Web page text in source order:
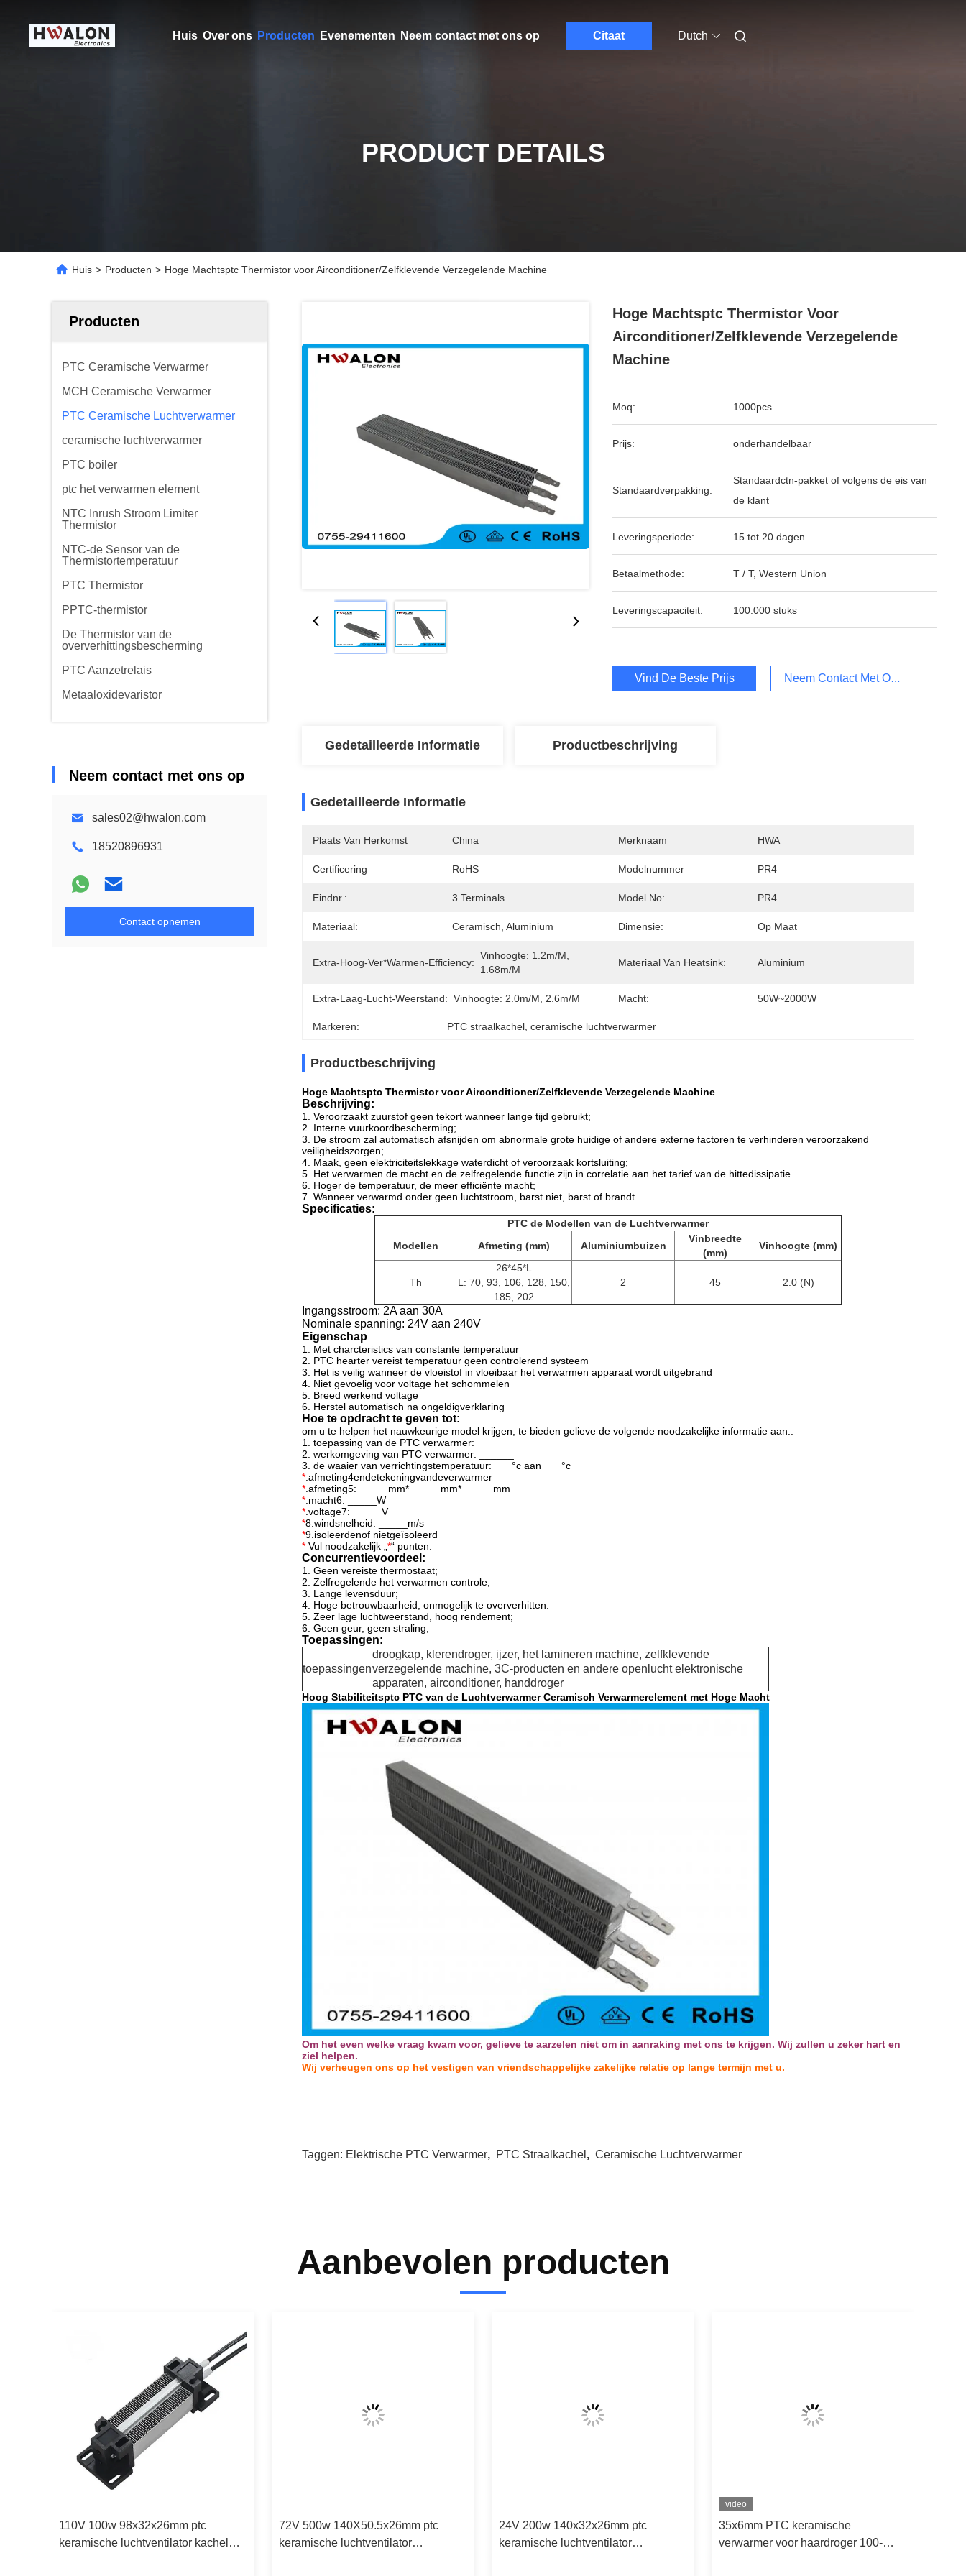
Huis Over ons Producten Evenementen Neem contact met ons op Citaat Dutch
PRODUCT DETAILS
Huis > Producten > Hoge Machtsptc Thermistor voor Airconditioner/Zelfklevende Verzegelende Machine
Producten
PTC Ceramische Verwarmer
MCH Ceramische Verwarmer
PTC Ceramische Luchtverwarmer
ceramische luchtverwarmer
PTC boiler
ptc het verwarmen element
NTC Inrush Stroom Limiter
Thermistor
NTC-de Sensor van de
Thermistortemperatuur
PTC Thermistor
PPTC-thermistor
De Thermistor van de
oververhittingsbescherming
PTC Aanzetrelais
Metaaloxidevaristor
Neem contact met ons op
sales02@hwalon.com
18520896931
Contact opnemen
Hoge Machtsptc Thermistor Voor
Airconditioner/Zelfklevende Verzegelende
Machine
Moq: 1000pcs
Prijs: onderhandelbaar
Standaardverpakking:
Standaardctn-pakket of volgens de eis van
de klant
Leveringsperiode: 15 tot 20 dagen
Betaalmethode: T / T, Western Union
Leveringscapaciteit: 100.000 stuks
Vind De Beste Prijs Neem Contact Met Ons Op
Gedetailleerde Informatie Productbeschrijving
Gedetailleerde Informatie
Plaats Van Herkomst China Merknaam HWA
Certificering RoHS Modelnummer PR4
Eindnr.: 3 Terminals Model No: PR4
Materiaal: Ceramisch, Aluminium Dimensie: Op Maat
Extra-Hoog-Ver*warmen-Efficiency:
Vinhoogte: 1.2m/m,
1.68m/m
Materiaal Van Heatsink: Aluminium
Extra-Laag-Lucht-Weerstand: Vinhoogte: 2.0m/m, 2.6m/m Macht: 50W~2000W
Markeren: PTC straalkachel , ceramische luchtverwarmer
Productbeschrijving
Hoge Machtsptc Thermistor voor Airconditioner/Zelfklevende Verzegelende Machine
Beschrijving:
1. Veroorzaakt zuurstof geen tekort wanneer lange tijd gebruikt;
2. Interne vuurkoordbescherming;
3. De stroom zal automatisch afsnijden om abnormale grote huidige of andere externe factoren te verhinderen veroorzakend
veiligheidszorgen;
4. Maak, geen elektriciteitslekkage waterdicht of veroorzaak kortsluiting;
5. Het verwarmen de macht en de zelfregelende functie zijn in correlatie aan het tarief van de hittedissipatie.
6. Hoger de temperatuur, de meer efficiënte macht;
7. Wanneer verwarmd onder geen luchtstroom, barst niet, barst of brandt
Specificaties:
PTC de Modellen van de Luchtverwarmer
Modellen
Afmeting (mm) Aluminiumbuizen
Vinbreedte
(mm)
Vinhoogte (mm)
Th
26*45*L
L: 70, 93, 106, 128, 150,
185, 202
2 45 2.0 (N)
Ingangsstroom: 2A aan 30A
Nominale spanning: 24V aan 240V
Eigenschap
1. Met charcteristics van constante temperatuur
2. PTC hearter vereist temperatuur geen controlerend systeem
3. Het is veilig wanneer de vloeistof in vloeibaar het verwarmen apparaat wordt uitgebrand
4. Niet gevoelig voor voltage het schommelen
5. Breed werkend voltage
6. Herstel automatisch na ongeldigverklaring
Hoe te opdracht te geven tot:
om u te helpen het nauwkeurige model krijgen, te bieden gelieve de volgende noodzakelijke informatie aan.:
1. toepassing van de PTC verwarmer: _______
2. werkomgeving van PTC verwarmer: ______
3. de waaier van verrichtingstemperatuur: ___°c aan ___°c
* .afmeting4endetekeningvandeverwarmer
* .afmeting5: _____mm* _____mm*
_____mm
* .macht6: _____W
* .voltage7: _____V
*8.windsnelheid: _____m/s
*9.isoleerdenof nietgeïsoleerd
* Vul noodzakelijk „ *“ punten.
Concurrentievoordeel:
1. Geen vereiste thermostaat;
2. Zelfregelende het verwarmen controle;
3. Lange levensduur;
4. Hoge betrouwbaarheid, onmogelijk te oververhitten.
5. Zeer lage luchtweerstand, hoog rendement;
6. Geen geur, geen straling;
Toepassingen:
toepassingen
droogkap, klerendroger, ijzer, het lamineren machine, zelfklevende
verzegelende machine, 3C-producten en andere openlucht elektronische
apparaten, airconditioner, handdroger
Hoog Stabiliteitsptc PTC van de Luchtverwarmer Ceramisch Verwarmerelement met Hoge Macht
Om het even welke vraag kwam voor, gelieve te aarzelen niet om in aanraking met ons te krijgen. Wij zullen u zeker hart en
ziel helpen.
Wij verheugen ons op het vestigen van vriendschappelijke zakelijke relatie op lange termijn met u.
Taggen: Elektrische PTC Verwarmer, PTC Straalkachel , Ceramische Luchtverwarmer
Aanbevolen producten
110V 100w 98x32x26mm ptc
keramische luchtventilator kachel
72V 500w 140X50.5x26mm ptc
keramische luchtventilator
24V 200w 140x32x26mm ptc
keramische luchtventilator
video
35x6mm PTC keramische
verwarmer voor haardroger 100-